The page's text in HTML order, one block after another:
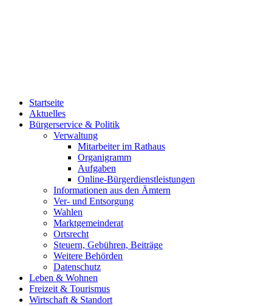
Startseite
Aktuelles
Bürgerservice & Politik
Verwaltung
Mitarbeiter im Rathaus
Organigramm
Aufgaben
Online-Bürgerdienstleistungen
Informationen aus den Ämtern
Ver- und Entsorgung
Wahlen
Marktgemeinderat
Ortsrecht
Steuern, Gebühren, Beiträge
Weitere Behörden
Datenschutz
Leben & Wohnen
Freizeit & Tourismus
Wirtschaft & Standort